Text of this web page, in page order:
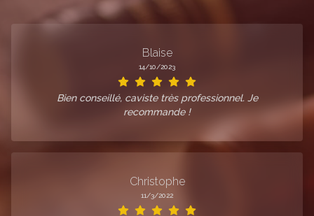
Blaise
14/10/2023
Bien conseillé, caviste très professionnel. Je
recommande !
Christophe
11/3/2022